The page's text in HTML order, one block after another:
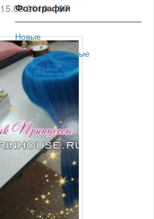
Фотографии
Новые
Просматриваемые
15.08.2019 (97